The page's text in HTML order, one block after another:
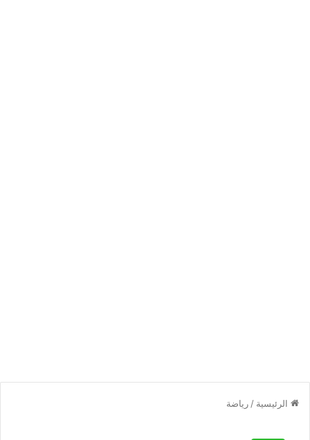
الرئيسية / رياضة